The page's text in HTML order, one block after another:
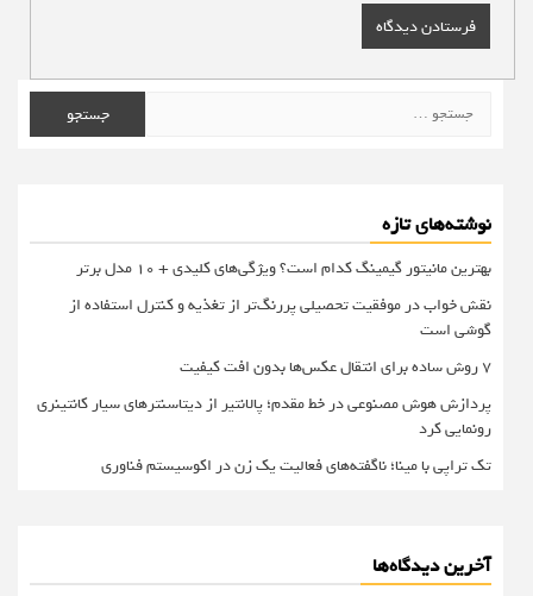
برای:
نوشته‌های تازه
بهترین مانیتور گیمینگ کدام است؟ ویژگی‌های کلیدی + 10 مدل برتر
نقش خواب در موفقیت تحصیلی پررنگ‌تر از تغذیه و کنترل استفاده از
گوشی است
۷ روش ساده برای انتقال عکس‌ها بدون افت کیفیت
پردازش هوش مصنوعی در خط مقدم؛ پالانتیر از دیتاسنترهای سیار کانتینری
رونمایی کرد
تک تراپی با مینا؛ ناگفته‌های فعالیت یک زن در اکوسیستم فناوری
آخرین دیدگاه‌ها